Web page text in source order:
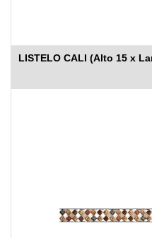
LISTELO CALI (Alto 15 x